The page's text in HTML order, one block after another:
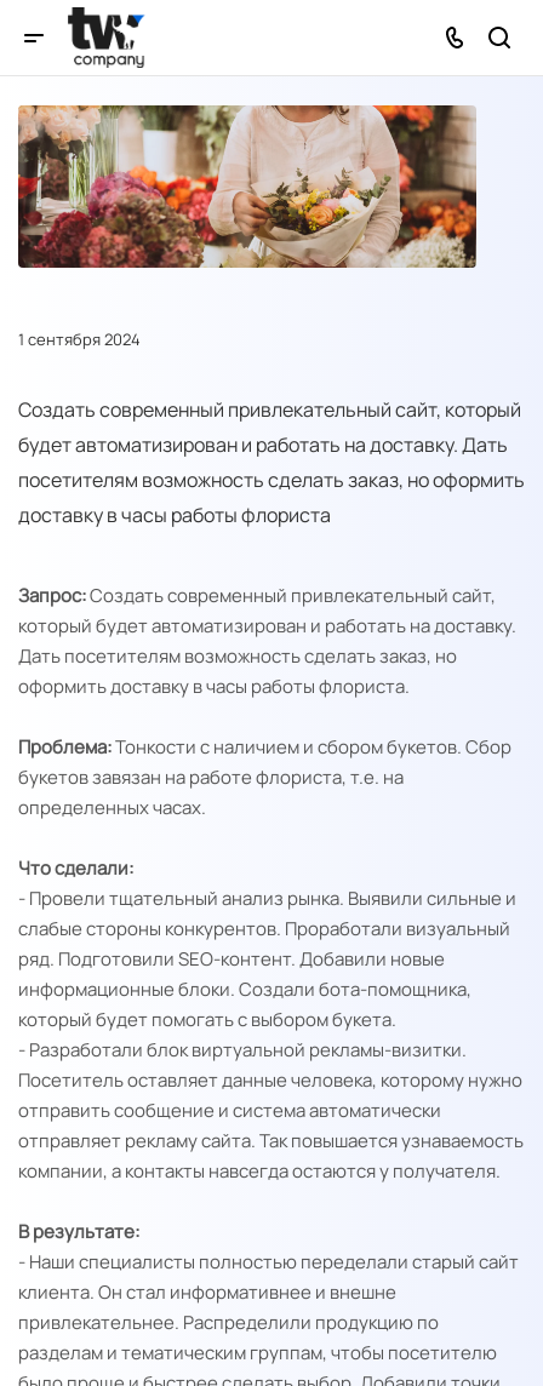
1 сентября 2024
Создать современный привлекательный сайт, который
будет автоматизирован и работать на доставку. Дать
посетителям возможность сделать заказ, но оформить
доставку в часы работы флориста
Запрос:Создать современный привлекательный сайт,
который будет автоматизирован и работать на доставку.
Дать посетителям возможность сделать заказ, но
оформить доставку в часы работы флориста.
Проблема:Тонкости с наличием и сбором букетов. Сбор
букетов завязан на работе флориста, т.е. на
определенных часах.
Что сделали:
- Провели тщательный анализ рынка. Выявили сильные и
слабые стороны конкурентов. Проработали визуальный
ряд. Подготовили SEO-контент. Добавили новые
информационные блоки. Создали бота-помощника,
который будет помогать с выбором букета.
- Разработали блок виртуальной рекламы-визитки.
Посетитель оставляет данные человека, которому нужно
отправить сообщение и система автоматически
отправляет рекламу сайта. Так повышается узнаваемость
компании, а контакты навсегда остаются у получателя.
В результате:
- Наши специалисты полностью переделали старый сайт
клиента. Он стал информативнее и внешне
привлекательнее. Распределили продукцию по
разделам и тематическим группам, чтобы посетителю